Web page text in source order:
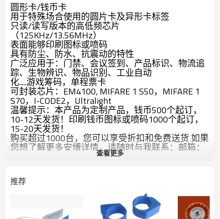
圆形卡/钱币卡
用于特殊场合使用的圆片卡及异形卡标签
只读/读写版本的高低频芯片
（125KHz/13.56MHz）
表面能够印刷图标或喷码
具有防尘、防水、抗震动的特性
广泛应用于：门禁、会议签到、产品标识、物流追
踪、生物辨识、物品识别、工业自动
化.....游戏筹码，单程票卡
可封装芯片：EM4100, MIFARE 1 S50，MIFARE 1
S70，I-CODE2，Ultralight
温馨提示： 本产品为定制产品，钱币500个起订，
10-12天发货！印刷钱币图标或喷码1000个起订，
15-20天发货！
购买超过1000台，您可以享受折扣和免费送货 如果
您想了解更多安博详情，请随时与我联系：邮箱：
查看更多
推荐